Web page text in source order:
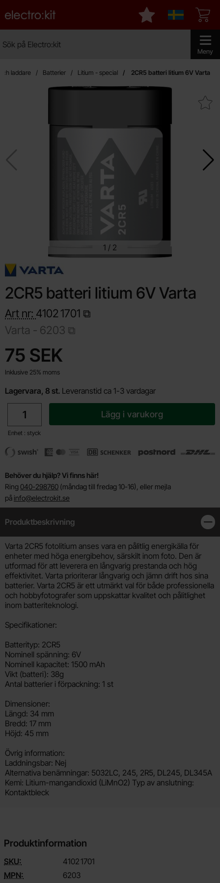
Meny
Startsidan för Electro:kit
Sverige
Mina favoriter
laddare Batterier Litium - special 2CR5 batteri litium 6V Varta
Makera 2CR5 batteri
1 / 2
2CR5 batteri litium 6V Varta
Art nr: 41021701
Varta - 6203
pris
75 SEK
Inklusive 25% moms
Lagervara, 8 st. Leveranstid ca 1-3 vardagar
Enhet : styck
Lägg i varukorg
Behöver du hjälp? Vi finns här!
Ring 040-298760 (måndag till fredag 10-16), eller mejla
på info@electrokit.se
Produktbeskrivning
Produktbeskrivning
Varta 2CR5 fotolitium anses vara en pålitlig energikälla för
enheter med höga energibehov, särskilt inom foto. Den är
utformad för att leverera en långvarig prestanda och hög
effektivitet. Varta prioriterar långvarig och jämn drift hos sina
batterier. Varta 2CR5 är ett utmärkt val för både professionella
och hobbyfotografer som uppskattar kvalitet och pålitlighet
inom batteriteknologi.
Specifikationer:
Batterityp: 2CR5
Nominell spänning: 6V
Nominell kapacitet: 1500 mAh
Vikt (batteri): 38g
Antal batterier i förpackning: 1 st
Dimensioner:
Längd: 34 mm
Bredd: 17 mm
Höjd: 45 mm
Övrig information:
Laddningsbar: Nej
Alternativa benämningar: 5032LC, 245, 2R5, DL245, DL345A
Kemi: Litium-mangandioxid (LiMnO2) Typ av anslutning:
Kontaktbleck
Produktinformation
SKU: 41021701
MPN:
6203